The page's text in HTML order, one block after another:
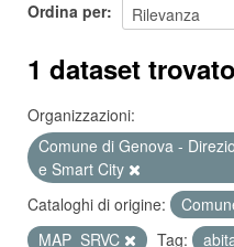
Ordina per
1 dataset trovato
Organizzazioni:
Comune di Genova -
e Smart City
Cataloghi di origine:
MAP_SRVC
Tag: